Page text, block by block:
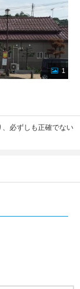
1
必ずしも正確でない